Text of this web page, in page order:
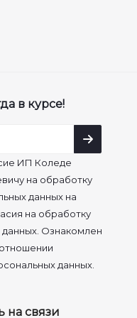
в курсе!
ИП Коледе
на обработку
данных на
на обработку
Ознакомлен
данных.
на связи